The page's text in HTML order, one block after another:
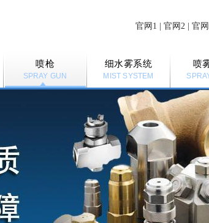
官网1 官网2| 官
喷枪
SPRAY GUN
细水雾系统
MIST SYSTEM
喷